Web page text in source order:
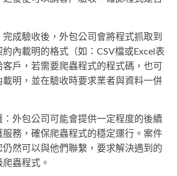
完成驗收後，外包公司會將程式抓取到
約內載明的格式（如：CSV檔或Excel表
客戶，若需要爬蟲程式的程式碼，也可
載明，並在驗收時要求業者與資料一併
：外包公司可能會提供一定程度的後續
服務，確保爬蟲程式的穩定運行。案件
仍然可以與他們聯繫，要求解決遇到的
蟲程式。